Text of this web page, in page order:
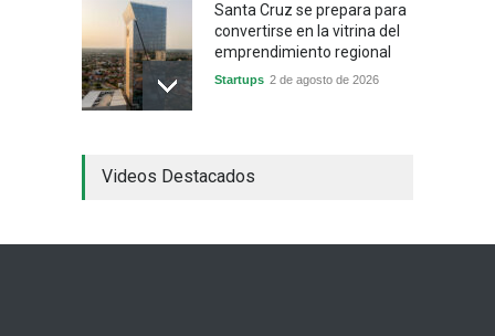
Santa Cruz se prepara para
convertirse en la vitrina del
emprendimiento regional
Startups 2 de agosto de 2026
industrial y el golpe puede
Sin Categoría 1 de agosto de 2026
Videos Destacados